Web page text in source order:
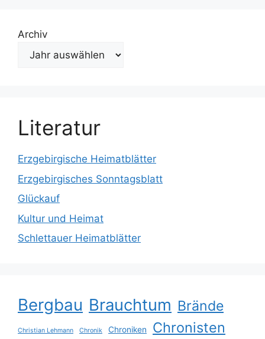
Archiv
Literatur
Erzgebirgische Heimatblätter
Erzgebirgisches Sonntagsblatt
Glückauf
Kultur und Heimat
Schlettauer Heimatblätter
Bergbau Brauchtum Brände
Christian Lehmann Chronik Chroniken Chronisten